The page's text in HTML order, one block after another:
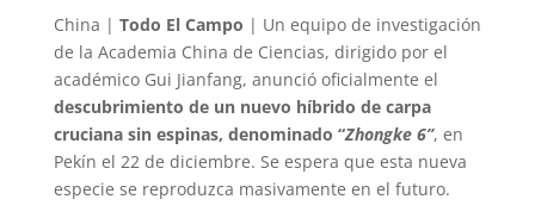
China | Todo El Campo | Un equipo de investigación
de la Academia China de Ciencias, dirigido por el
académico Gui Jianfang, anunció oficialmente el
descubrimiento de un nuevo híbrido de carpa
cruciana sin espinas, denominado “Zhongke 6”, en
Pekín el 22 de diciembre. Se espera que esta nueva
especie se reproduzca masivamente en el futuro.